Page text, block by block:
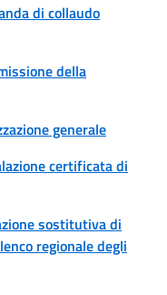
di collaudo
della
generale
certificata di
sostitutiva di
regionale degli